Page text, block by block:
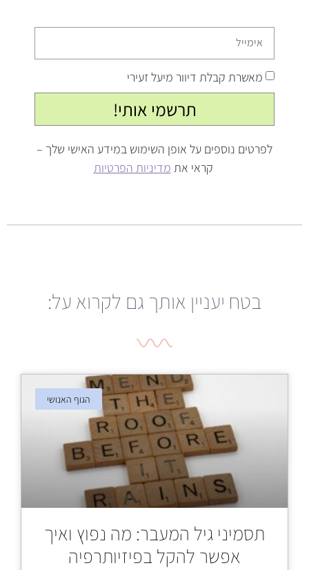
מאשרת קבלת דיוור מיעל זעירי
תרשמי אותי!
לפרטים נוספים על אופן השימוש במידע האישי שלך –
קראי את מדיניות הפרטיות
בטח יעניין אותך גם לקרוא על:
הגוף האנושי
תסמיני גיל המעבר: מה נפוץ ואיך
אפשר להקל בפיזיותרפיה